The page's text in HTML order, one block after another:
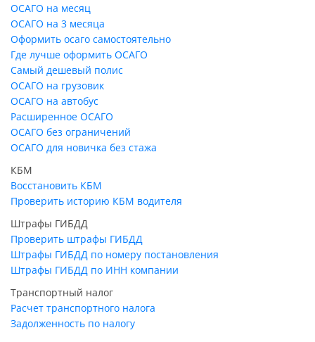
ОСАГО на месяц
ОСАГО на 3 месяца
Оформить осаго самостоятельно
Где лучше оформить ОСАГО
Самый дешевый полис
ОСАГО на грузовик
ОСАГО на автобус
Расширенное ОСАГО
ОСАГО без ограничений
ОСАГО для новичка без стажа
КБМ
Восстановить КБМ
Проверить историю КБМ водителя
Штрафы ГИБДД
Проверить штрафы ГИБДД
Штрафы ГИБДД по номеру постановления
Штрафы ГИБДД по ИНН компании
Транспортный налог
Расчет транспортного налога
Задолженность по налогу